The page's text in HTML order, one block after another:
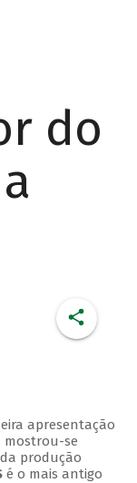
do
apresentação
mostrou-se
produção
é o mais antigo